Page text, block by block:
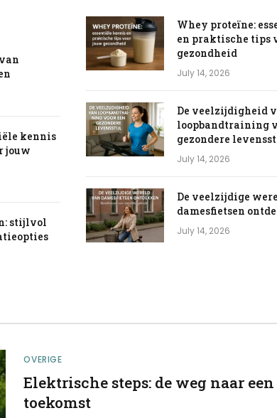
kennis
jouw
stijlvol
Whey proteïne:
en praktische tips
gezondheid
July 14, 2026
De veelzijdigheid
loopbandtraining
gezondere
July 14, 2026
De veelzijdige
damesfietsen
July 14, 2026
OVERIGE
Elektrische steps: de weg naar
toekomst